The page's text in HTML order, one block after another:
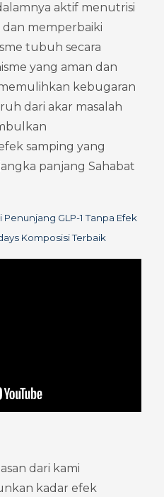
aktif menutrisi
dan memperbaiki
tubuh secara
yang aman dan
kebugaran
dari akar masalah
samping yang
panjang Sahabat
GLP-1 Tanpa Efek
Komposisi Terbaik
dari kami
kadar efek